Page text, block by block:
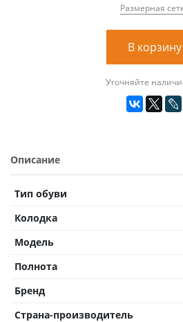
Размерная
В корзину
Уточняйте
Описание
Тип обуви
Колодка
Модель
Полнота
Бренд
Страна-производитель